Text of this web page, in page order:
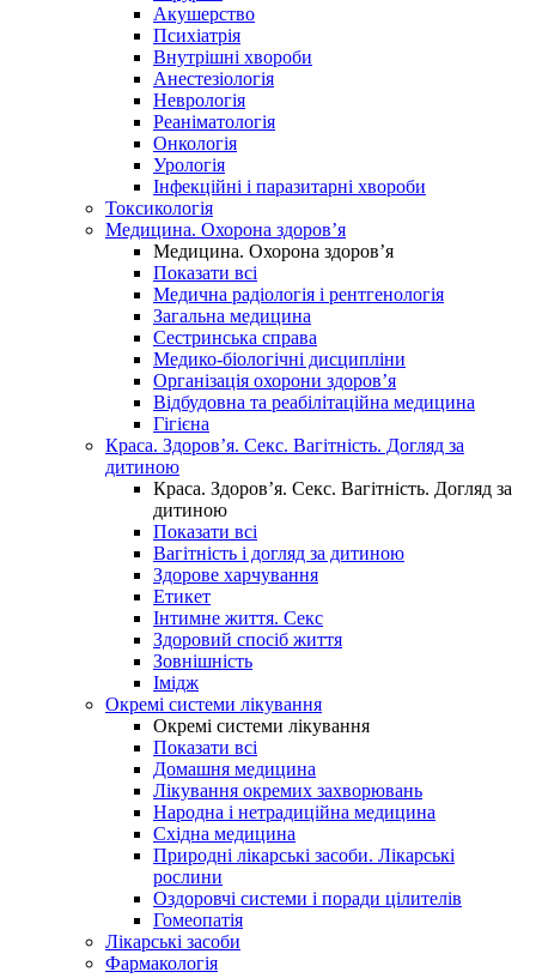
Акушерство
Психіатрія
Внутрішні хвороби
Анестезіологія
Неврологія
Реаніматологія
Онкологія
Урологія
Інфекційні і паразитарні хвороби
Токсикологія
Медицина. Охорона здоров’я
Медицина. Охорона здоров’я
Показати всі
Медична радіологія і рентгенологія
Загальна медицина
Сестринська справа
Медико-біологічні дисципліни
Організація охорони здоров’я
Відбудовна та реабілітаційна медицина
Гігієна
Краса. Здоров’я. Секс. Вагітність. Догляд за
дитиною
Краса. Здоров’я. Секс. Вагітність. Догляд за
дитиною
Показати всі
Вагітність і догляд за дитиною
Здорове харчування
Етикет
Інтимне життя. Секс
Здоровий спосіб життя
Зовнішність
Імідж
Окремі системи лікування
Окремі системи лікування
Показати всі
Домашня медицина
Лікування окремих захворювань
Народна і нетрадиційна медицина
Східна медицина
Природні лікарські засоби. Лікарські
рослини
Оздоровчі системи і поради цілителів
Гомеопатія
Лікарські засоби
Фармакологія